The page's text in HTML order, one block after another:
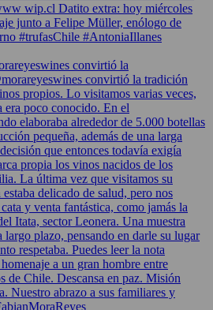
convirtió la